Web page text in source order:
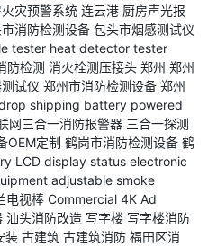
灾预警系统 连云港 厨房声光报
消防检测设备 包头市烟感测试仪
tester heat detector tester
防检测 消火栓测压接头 郑州 郑州
试仪 郑州市消防检测设备 郑州
shipping battery powered
网三合一消防报警器 三合一探测
OEM定制 鹤岗市消防检测设备 鹤
LCD display status electronic
adjustable smoke
电视棒 Commercial 4K Ad
汕头消防改造 写字楼 写字楼消防
装 古建筑 古建筑消防 福田区消